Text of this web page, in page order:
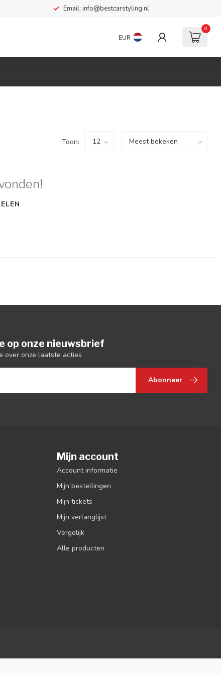
Email: info@bestcarstyling.nl
EUR
0
Toon:
op onze nieuwsbrief
over onze laatste acties
Abonneer
Mijn account
Account informatie
Mijn bestellingen
Mijn tickets
Mijn verlanglijst
Vergelijk
Alle producten